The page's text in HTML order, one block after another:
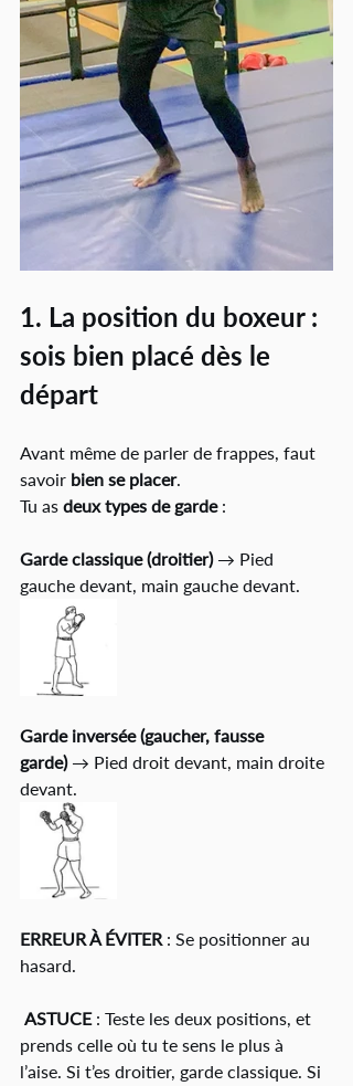
1. La position du boxeur :
sois bien placé dès le
départ
Avant même de parler de frappes, faut
savoir bien se placer.
Tu as deux types de garde :
Garde classique (droitier) → Pied
gauche devant, main gauche devant.
Garde inversée (gaucher, fausse
garde) → Pied droit devant, main droite
devant.
ERREUR À ÉVITER : Se positionner au
hasard.
ASTUCE : Teste les deux positions, et
prends celle où tu te sens le plus à
l’aise. Si t’es droitier, garde classique. Si